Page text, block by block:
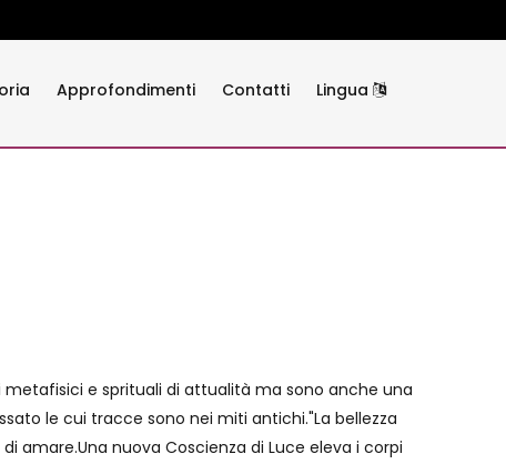
Approfondimenti Contatti Lingua
e sprituali di attualità ma sono anche una
le cui tracce sono nei miti antichi."La bellezza
amare.Una nuova Coscienza di Luce eleva i corpi